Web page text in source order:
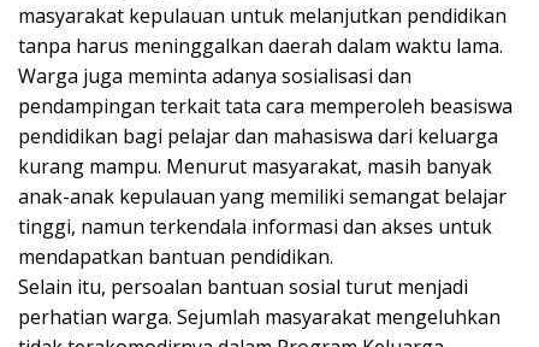
masyarakat kepulauan untuk melanjutkan pendidikan
tanpa harus meninggalkan daerah dalam waktu lama.
Warga juga meminta adanya sosialisasi dan
pendampingan terkait tata cara memperoleh beasiswa
pendidikan bagi pelajar dan mahasiswa dari keluarga
kurang mampu. Menurut masyarakat, masih banyak
anak-anak kepulauan yang memiliki semangat belajar
tinggi, namun terkendala informasi dan akses untuk
mendapatkan bantuan pendidikan.
Selain itu, persoalan bantuan sosial turut menjadi
perhatian warga. Sejumlah masyarakat mengeluhkan